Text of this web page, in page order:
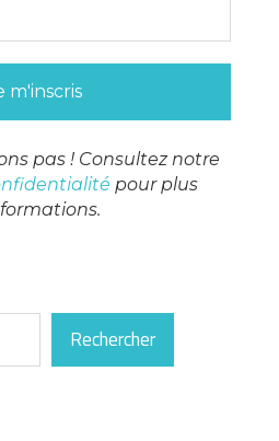
pas ! Consultez notre
pour plus
Rechercher